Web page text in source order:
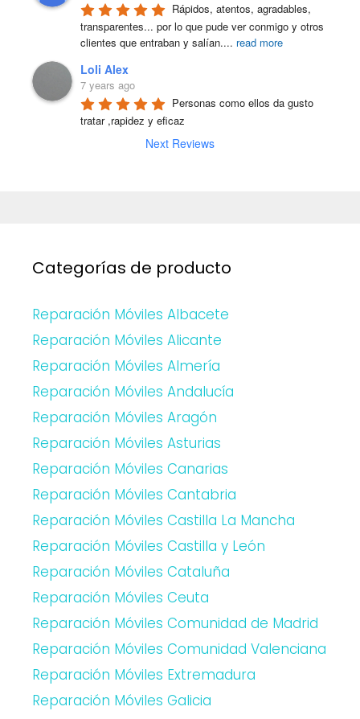
Rápidos, atentos, agradables,
transparentes... por lo que pude ver conmigo y otros
clientes que entraban y salían.... read more
Loli Alex
7 years ago
Personas como ellos da gusto
tratar ,rapidez y eficaz
Next Reviews
Categorías de producto
Reparación Móviles Albacete
Reparación Móviles Alicante
Reparación Móviles Almería
Reparación Móviles Andalucía
Reparación Móviles Aragón
Reparación Móviles Asturias
Reparación Móviles Canarias
Reparación Móviles Cantabria
Reparación Móviles Castilla La Mancha
Reparación Móviles Castilla y León
Reparación Móviles Cataluña
Reparación Móviles Ceuta
Reparación Móviles Comunidad de Madrid
Reparación Móviles Comunidad Valenciana
Reparación Móviles Extremadura
Reparación Móviles Galicia